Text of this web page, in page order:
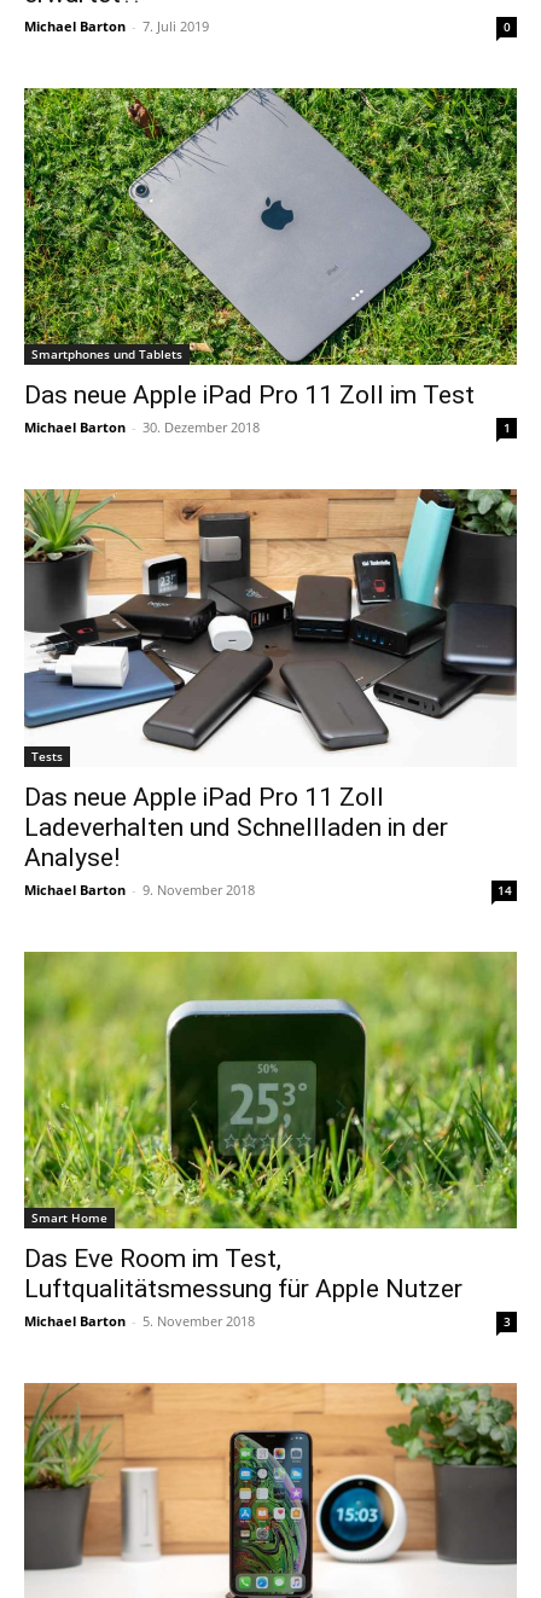
Michael Barton - 7. Juli 2019 0
Smartphones und Tablets
Das neue Apple iPad Pro 11 Zoll im Test
Michael Barton - 30. Dezember 2018 1
Tests
Das neue Apple iPad Pro 11 Zoll
Ladeverhalten und Schnellladen in der
Analyse!
Michael Barton - 9. November 2018 14
Smart Home
Das Eve Room im Test,
Luftqualitätsmessung für Apple Nutzer
Michael Barton - 5. November 2018 3